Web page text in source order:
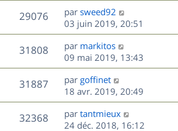
a
g
e
e
s
s
a
g
e
r
m
e
s
s
a
g
e
e
s
n
i
e
r
m
e
s
s
a
g
29076V
u
e
s
D
e
r
n
i
e
r
m
e
s
s
par sweed92
03 juin 2019, 20:51
31808V
u
s
D
e
r
n
i
e
r
m
par markitos
09 mai 2019, 13:43
31887V
u
e
D
e
r
n
i
par goffinet
18 avr. 2019, 20:49
32368V
D
e
par tantmieux
24 déc. 2018, 16:12